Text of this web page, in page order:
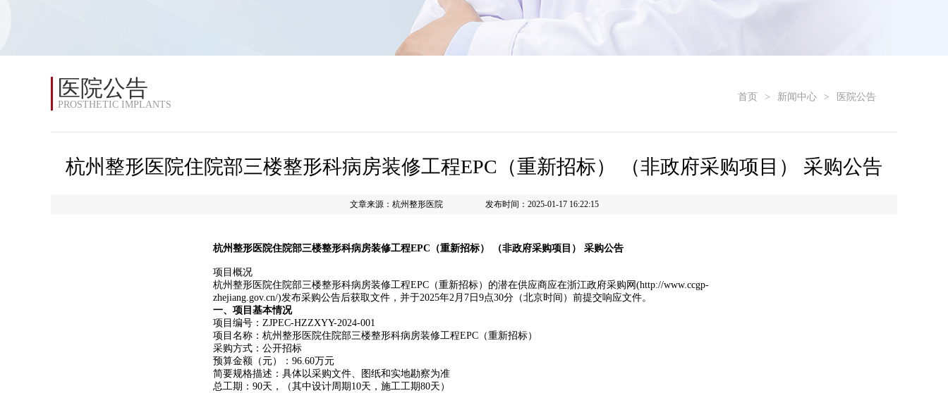
医院公告
PROSTHETIC IMPLANTS
首页 > 新闻中心 > 医院公告
杭州整形医院住院部三楼整形科病房装修工程EPC（重新招标） （非政府采购项目） 采购公告
文章来源：杭州整形医院 发布时间：2025-01-17 16:22:15
杭州整形医院住院部三楼整形科病房装修工程EPC （重新招标） （非政府采购项目） 采购公告
项目概况
杭州整形医院住院部三楼整形科病房装修工程EPC（重新招标）的潜在供应商应在浙江政府采购网(http://www.ccgp-
zhejiang.gov.cn/)发布采购公告后获取文件，并于2025年2月7日9点30分（北京时间）前提交响应文件。
一、项目基本情况
项目编号：ZJPEC-HZZXYY-2024-001
项目名称：杭州整形医院住院部三楼整形科病房装修工程EPC（重新招标）
采购方式：公开招标
预算金额（元）：96.60万元
简要规格描述：具体以采购文件、图纸和实地勘察为准
总工期：90天，（其中设计周期10天，施工工期80天）